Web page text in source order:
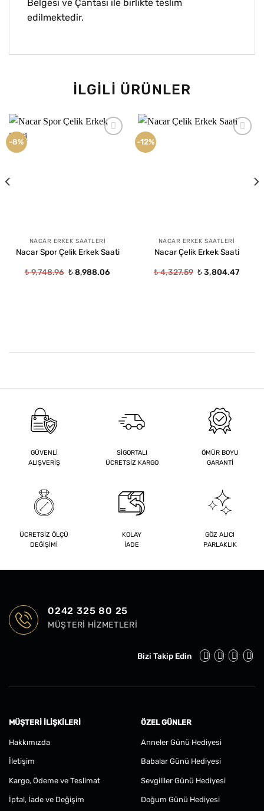
Belgesi ve Çantası ile birlikte teslim
edilmektedir.
İLGILI ÜRÜNLER
-8%
NACAR ERKEK SAATLERI
Nacar Spor Çelik Erkek Saati
₺9,748.96 Orijinal
₺8,988.06
-12%
NACAR ERKEK SAATLERI
Nacar Çelik Erkek Saati
₺4,327.59 Orijinal
₺3,804.47Şu
GÜVENLİ
ALIŞVERİŞ
SİGORTALI
ÜCRETSİZ KARGO
ÖMÜR BOYU
GARANTİ
ÜCRETSİZ ÖLÇÜ
DEĞİŞİMİ
KOLAY
İADE
GÖZ ALICI
PARLAKLIK
0242 325 80 25
MÜŞTERI HIZMETLERI
Bizi Takip Edin
MÜŞTERI İLIŞKILERI
Hakkımızda
İletişim
Kargo, Ödeme ve Teslimat
İptal, İade ve Değişim
ÖZEL GÜNLER
Anneler Günü Hediyesi
Babalar Günü Hediyesi
Sevgililer Günü Hediyesi
Doğum Günü Hediyesi